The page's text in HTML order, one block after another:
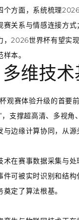
个方面，系统梳理
赛关系与情感连接方
，2026世界杯有望实
本。
维技
观赛体验升级的首要
，支撑超高清、多视
与边缘计算协同，从源
术在赛事数据采集与
件可被实时识别和结
定了算法根基。